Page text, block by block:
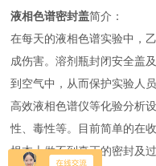
液相色谱密封盖简介：
在每天的液相色谱实验中，
成伤害。溶剂瓶封闭安全盖
到空气中，从而保护实验人员
高效液相色谱仪等化验分析
性、毒性等。目前简单的在
根本上做不到真正的密封及